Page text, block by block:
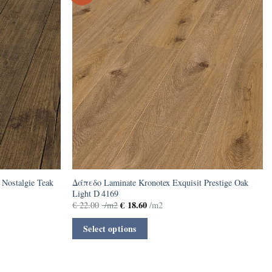
Teak
Δάπεδο Laminate Kronotex Exquisit Prestige Oak
Light D 4169
€22.00 /m2 €18.60/m2
Select options